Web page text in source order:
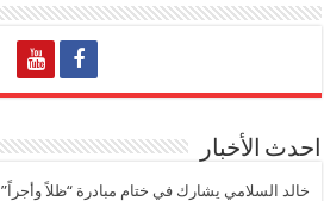
احدث الأخبار
خالد السلامي يشارك في ختام مبادرة “ظلاً وأجراً”